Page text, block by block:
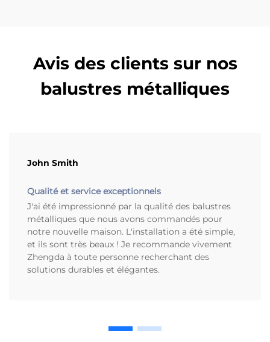
Avis des clients sur nos
balustres métalliques
John Smith
Qualité et service exceptionnels
J'ai été impressionné par la qualité des balustres
métalliques que nous avons commandés pour
notre nouvelle maison. L'installation a été simple,
et ils sont très beaux ! Je recommande vivement
Zhengda à toute personne recherchant des
solutions durables et élégantes.